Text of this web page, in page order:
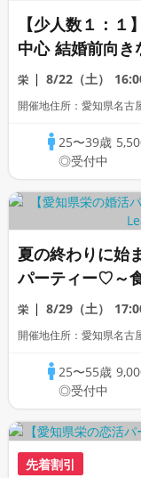
【少人数１：
中心 結婚前向
450万円以上・
～
栄 8/22（土）
開催地住所：愛知県名古
25〜39歳
◎受付中
夏の終わりに始
パーティー♡～
う♪
栄 8/29（土）
開催地住所：愛知県名古
25〜55歳
◎受付中
先着割引